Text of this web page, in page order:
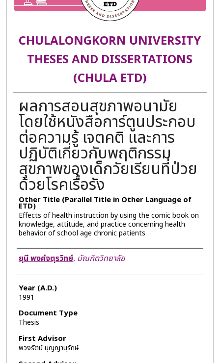
CHULALONGKORN UNIVERSITY
THESES AND DISSERTATIONS
(CHULA ETD)
ผลการสอนสุขภาพอนามัย
โดยใช้หนังสือการ์ตูนประกอบ
ต่อความรู้ เจตคติ และการ
ปฏิบัติเกี่ยวกับพฤติกรรม
สุขภาพของเด็กวัยเรียนที่ป่วย
ด้วยโรคเรื้อรัง
Other Title (Parallel Title in Other Language of
ETD)
Effects of health instruction by using the comic book on
knowledge, attitude, and practice concerning health
behavior of school age chronic patients
Author
ยุนี พงศ์จตุรวิทย์, บัณฑิตวิทยาลัย
Year (A.D.)
1991
Document Type
Thesis
First Advisor
พวงรัตน์ บุญญานุรักษ์